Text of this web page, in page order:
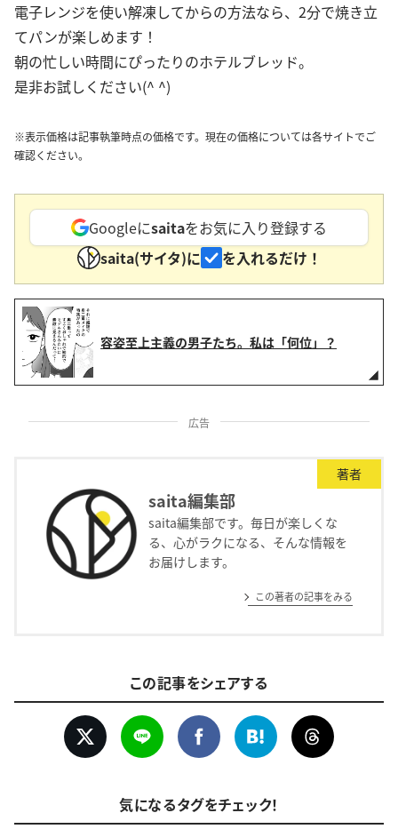
電子レンジを使い解凍してからの方法なら、2分で焼き立
てパンが楽しめます！
朝の忙しい時間にぴったりのホテルブレッド。
是非お試しください(^ ^)
※表示価格は記事執筆時点の価格です。現在の価格については各サイトでご
確認ください。
Googleにsaitaをお気に入り登録する
saita(サイタ)に
を入れるだけ！
容姿至上主義の男子たち。私は「何位」？
広告
著者
saita編集部
saita編集部です。毎日が楽しくな
る、心がラクになる、そんな情報を
お届けします。
この著者の記事をみる
この記事をシェアする
気になるタグをチェック！